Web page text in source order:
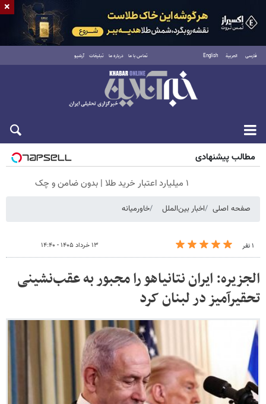
فارسی العربية English تماس با ما درباره ما تبلیغات آرشیو
شنبه ۱۷ مرداد ۱۴۰۵
مطالب پیشنهادی
۱ میلیارد اعتبار خرید طلا | بدون ضامن و چک
صفحه اصلی اخبار بین‌الملل خاورمیانه
۱ نفر ۱۳ خرداد ۱۴۰۵ - ۱۴:۴۰
الجزیره: ایران نتانیاهو را مجبور به عقب‌نشینی
تحقیرآمیز در لبنان کرد
×